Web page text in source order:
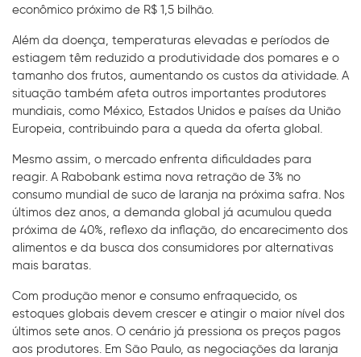
econômico próximo de R$ 1,5 bilhão.
Além da doença, temperaturas elevadas e períodos de
estiagem têm reduzido a produtividade dos pomares e o
tamanho dos frutos, aumentando os custos da atividade. A
situação também afeta outros importantes produtores
mundiais, como México, Estados Unidos e países da União
Europeia, contribuindo para a queda da oferta global.
Mesmo assim, o mercado enfrenta dificuldades para
reagir. A Rabobank estima nova retração de 3% no
consumo mundial de suco de laranja na próxima safra. Nos
últimos dez anos, a demanda global já acumulou queda
próxima de 40%, reflexo da inflação, do encarecimento dos
alimentos e da busca dos consumidores por alternativas
mais baratas.
Com produção menor e consumo enfraquecido, os
estoques globais devem crescer e atingir o maior nível dos
últimos sete anos. O cenário já pressiona os preços pagos
aos produtores. Em São Paulo, as negociações da laranja